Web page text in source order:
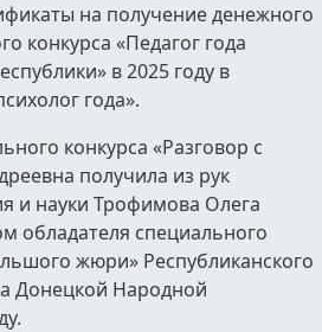
на получение денежного
конкурса «Педагог года
в 2025 году в
года».
конкурса «Разговор с
получила из рук
и науки Трофимова Олега
обладателя специального
жюри» Республиканского
Донецкой Народной